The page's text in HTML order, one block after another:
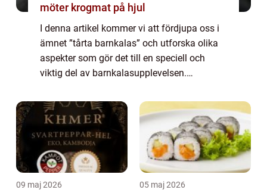
möter krogmat på hjul
I denna artikel kommer vi att fördjupa oss i
ämnet ”tårta barnkalas” och utforska olika
aspekter som gör det till en speciell och
viktig del av barnkalasupplevelsen.
BARNKALAS”: På ett barnkalas...
09 maj 2026 05 maj 2026